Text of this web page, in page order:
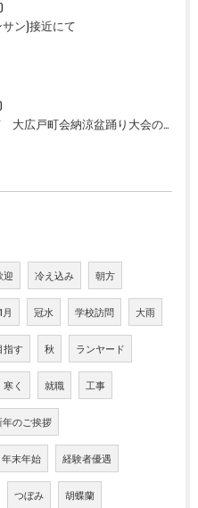
ン)接近にて
埼玉県三郷市 大広戸町会納涼盆踊り大会のお知らせ 2024
迎 冷え込み 朝方
月 冠水 学校訪問 大雨
指す 秋 ランヤード
寒く 就職 工事
年のご挨拶
年末年始 経験者優遇
つぼみ 胡蝶蘭